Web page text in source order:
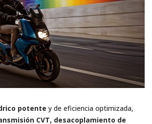
potente y de eficiencia optimizada,
CVT, desacoplamiento de